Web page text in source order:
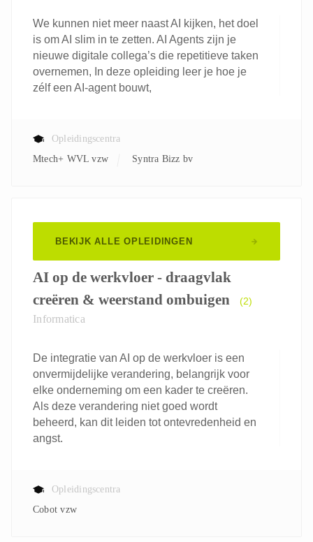
We kunnen niet meer naast AI kijken, het doel
is om AI slim in te zetten. AI Agents zijn je
nieuwe digitale collega’s die repetitieve taken
overnemen, In deze opleiding leer je hoe je
zélf een AI-agent bouwt,
Opleidingscentra
Mtech+ WVL vzw
Syntra Bizz bv
BEKIJK ALLE OPLEIDINGEN
AI op de werkvloer - draagvlak
creëren & weerstand ombuigen
(2)
Informatica
De integratie van AI op de werkvloer is een
onvermijdelijke verandering, belangrijk voor
elke onderneming om een kader te creëren.
Als deze verandering niet goed wordt
beheerd, kan dit leiden tot ontevredenheid en
angst.
Opleidingscentra
Cobot vzw